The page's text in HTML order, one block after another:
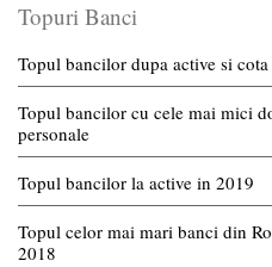
Topuri Banci
Topul bancilor dupa active si
Topul bancilor cu cele mai mici
personale
Topul bancilor la active in 2019
Topul celor mai mari banci din
2018